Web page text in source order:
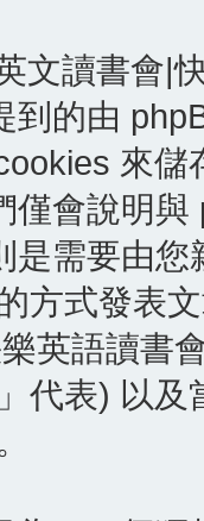
文讀書會|
到的由
來
僅會說明
是需要由
方式發表
英語讀書
代表) 以